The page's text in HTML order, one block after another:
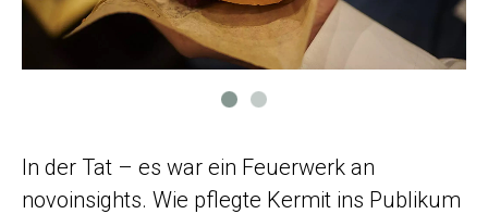
In der Tat – es war ein Feuerwerk an
novoinsights. Wie pflegte Kermit ins Publikum